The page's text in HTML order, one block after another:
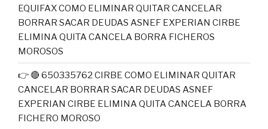
EQUIFAX COMO ELIMINAR QUITAR CANCELAR
BORRAR SACAR DEUDAS ASNEF EXPERIAN CIRBE
ELIMINA QUITA CANCELA BORRA FICHEROS
MOROSOS
👉 🔴 650335762 CIRBE COMO ELIMINAR QUITAR
CANCELAR BORRAR SACAR DEUDAS ASNEF
EXPERIAN CIRBE ELIMINA QUITA CANCELA BORRA
FICHERO MOROSO